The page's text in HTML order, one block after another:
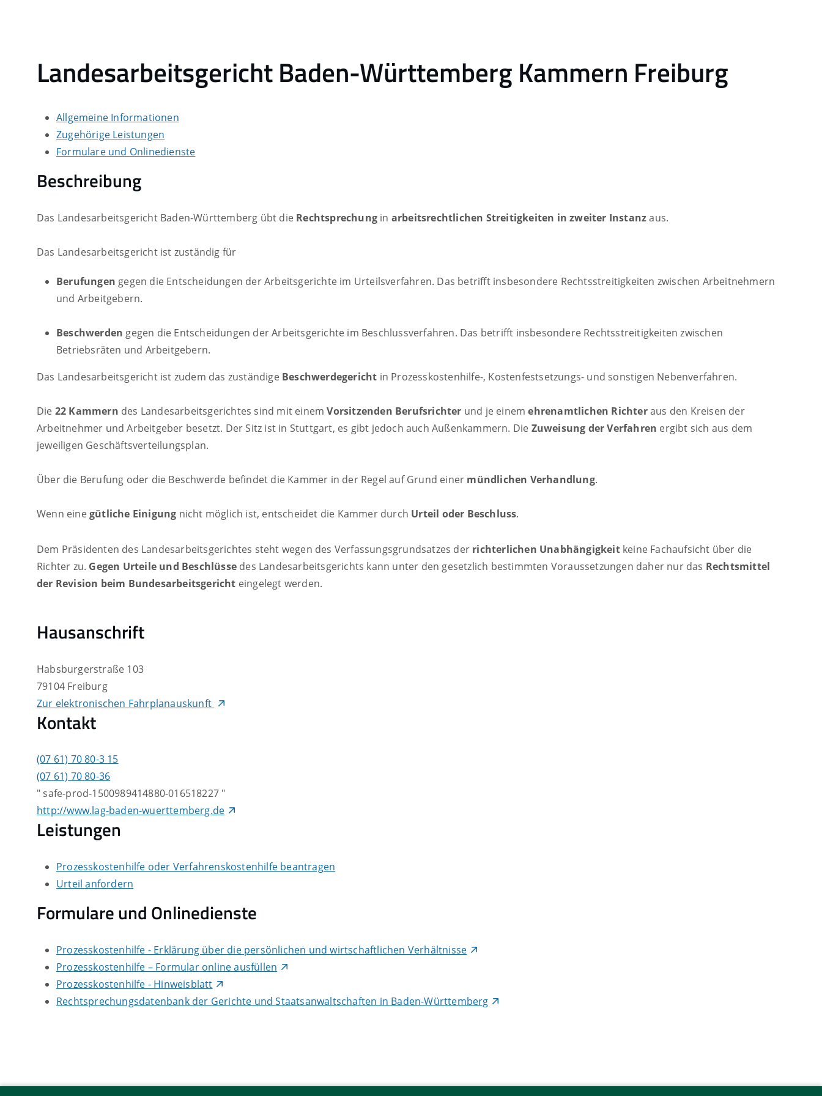
Landesarbeitsgericht Baden-Württemberg Kammern Freiburg
Allgemeine Informationen
Zugehörige Leistungen
Formulare und Onlinedienste
Beschreibung
Das Landesarbeitsgericht Baden-Württemberg übt die Rechtsprechung in arbeitsrechtlichen Streitigkeiten in zweiter Instanzaus.
Das Landesarbeitsgericht ist zuständig für
Berufungen gegen die Entscheidungen der Arbeitsgerichte im Urteilsverfahren. Das betrifft insbesondere Rechtsstreitigkeiten zwischen Arbeitnehmern
und Arbeitgebern.
Beschwerden gegen die Entscheidungen der Arbeitsgerichte im Beschlussverfahren. Das betrifft insbesondere Rechtsstreitigkeiten zwischen
Betriebsräten und Arbeitgebern.
Das Landesarbeitsgericht ist zudem das zuständige Beschwerdegericht in Prozesskostenhilfe-, Kostenfestsetzungs- und sonstigen Nebenverfahren.
Die 22 Kammern des Landesarbeitsgerichtes sind mit einemVorsitzenden Berufsrichter und je einemehrenamtlichen Richteraus den Kreisen der
Arbeitnehmer und Arbeitgeber besetzt. Der Sitz ist in Stuttgart, es gibt jedoch auch Außenkammern. Die Zuweisung der Verfahren ergibt sich aus dem
jeweiligen Geschäftsverteilungsplan.
Über die Berufung oder die Beschwerde befindet die Kammer in der Regel auf Grund einer mündlichen Verhandlung.
Wenn einegütliche Einigung nicht möglich ist, entscheidet die Kammer durch Urteil oder Beschluss.
Dem Präsidenten des Landesarbeitsgerichtes steht wegen des Verfassungsgrundsatzes der richterlichen Unabhängigkeitkeine Fachaufsicht über die
Richter zu. Gegen Urteile und Beschlüsse des Landesarbeitsgerichts kann unter den gesetzlich bestimmten Voraussetzungen daher nur das Rechtsmittel
der Revision beim Bundesarbeitsgericht eingelegt werden.
Hausanschrift
Habsburgerstraße 103
79104 Freiburg
Zur elektronischen Fahrplanauskunft
Kontakt
(07 61) 7080-3 15
(07 61) 7080-36
" safe-prod-1500989414880-016518227 "
http://www.lag-baden-wuerttemberg.de
Leistungen
Prozesskostenhilfe oder Verfahrenskostenhilfe beantragen
Urteil anfordern
Formulare und Onlinedienste
Prozesskostenhilfe - Erklärung über die persönlichen und wirtschaftlichen Verhältnisse
Prozesskosten­hilfe – Formular online ausfüllen
Prozesskostenhilfe - Hinweisblatt
Rechtsprechungsdatenbank der Gerichte und Staatsanwaltschaften in Baden-Württemberg